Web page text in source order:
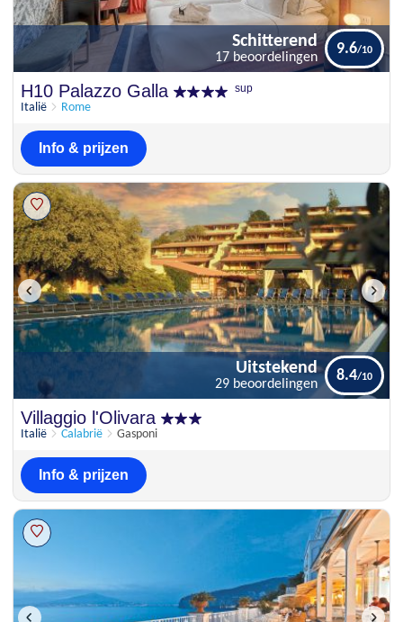
Schitterend
H10 Palazzo Galla sup
Italië Rome
Schitterend
17 beoordelingen
9.6
Info & prijzen
Villaggio l'Olivara
Italië Calabrië Gasponi
Uitstekend
29 beoordelingen
8.4
Info & prijzen